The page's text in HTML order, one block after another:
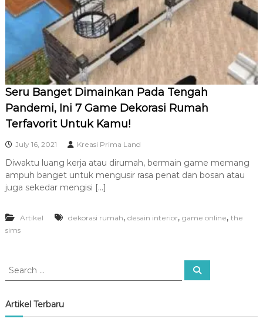
R
A
Seru Banget Dimainkan Pada Tengah
Pandemi, Ini 7 Game Dekorasi Rumah
Terfavorit Untuk Kamu!
July 16, 2021 Kreasi Prima Land
Diwaktu luang kerja atau dirumah, bermain game memang
ampuh banget untuk mengusir rasa penat dan bosan atau
juga sekedar mengisi […]
Artikel dekorasi rumah, desain interior, game online, the
sims
S
r
c
S
Artikel Terbaru